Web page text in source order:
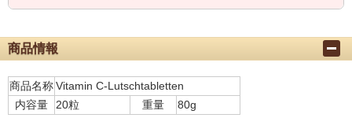
商品情報
商品名称Vitamin C-Lutschtabletten
内容量
20粒 重量 80g